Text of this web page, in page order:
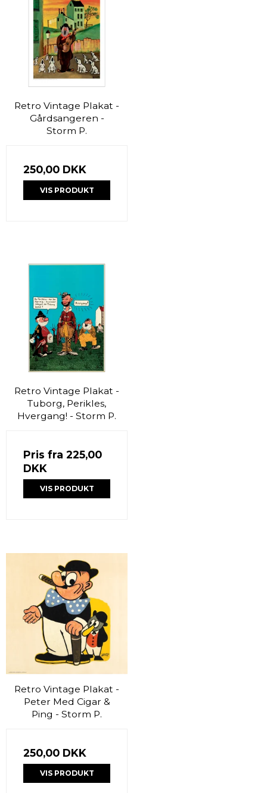
Retro Vintage Plakat -
Gårdsangeren -
Storm P.
250,00 DKK
VIS PRODUKT
Retro Vintage Plakat -
Tuborg, Perikles,
Hvergang! - Storm P.
Pris fra 225,00
DKK
VIS PRODUKT
Retro Vintage Plakat -
Peter Med Cigar &
Ping - Storm P.
250,00 DKK
VIS PRODUKT